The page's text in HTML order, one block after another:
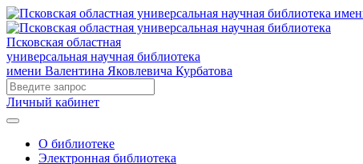
Псковская областная
универсальная научная библиотека
имени Валентина Яковлевича Курбатова
Личный кабинет
О библиотеке
Электронная библиотека